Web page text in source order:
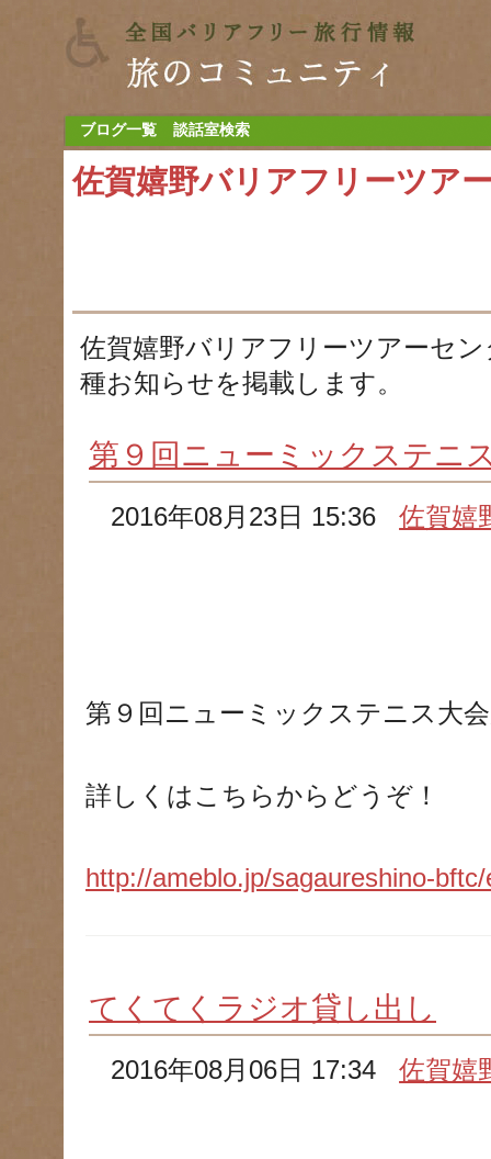
ブログ一覧 談話室検索
佐賀嬉野バリアフリーツア
佐賀嬉野バリアフリーツアーセ
種お知らせを掲載します。
第９回ニューミックステニ
2016年08月23日 15:36佐賀嬉
第９回ニューミックステニス大
詳しくはこちらからどうぞ！
http://ameblo.jp/sagaureshino-
てくてくラジオ貸し出し
2016年08月06日 17:34佐賀嬉